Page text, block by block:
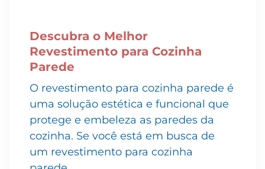
Descubra o Melhor
Revestimento para Cozinha
Parede
O revestimento para cozinha parede é
uma solução estética e funcional que
protege e embeleza as paredes da
cozinha. Se você está em busca de
um revestimento para cozinha